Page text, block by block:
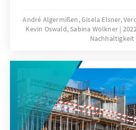
Bewegung, wie Klimaschutz,
Energieversorgung,
Ernährung, Globale
skizziert die Auswirkungen
auf diese Themen und zieht
Fazit.
André Algermißen, Gisela Elsner,
Kevin Oswald, Sabina Wölkner
Nachhaltigkeit